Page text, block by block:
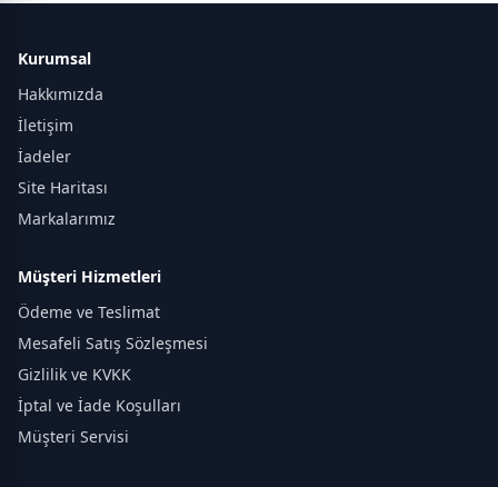
Kurumsal
Hakkımızda
İletişim
İadeler
Site Haritası
Markalarımız
Müşteri Hizmetleri
Ödeme ve Teslimat
Mesafeli Satış Sözleşmesi
Gizlilik ve KVKK
İptal ve İade Koşulları
Müşteri Servisi